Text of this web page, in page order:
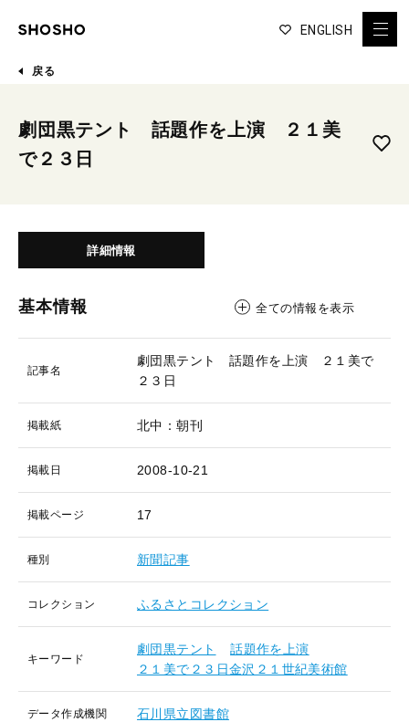
ENGLISH
戻る
劇団黒テント 話題作を上演 ２１美
で２３日
詳細情報
基本情報 全ての情報を表示
記事名
劇団黒テント 話題作を上演 ２１美で
２３日
掲載紙 北中：朝刊
掲載日 2008-10-21
掲載ページ 17
種別 新聞記事
コレクション ふるさとコレクション
キーワード
劇団黒テント
話題作を上演
２１美で２３日金沢２１世紀美術館
データ作成機関 石川県立図書館